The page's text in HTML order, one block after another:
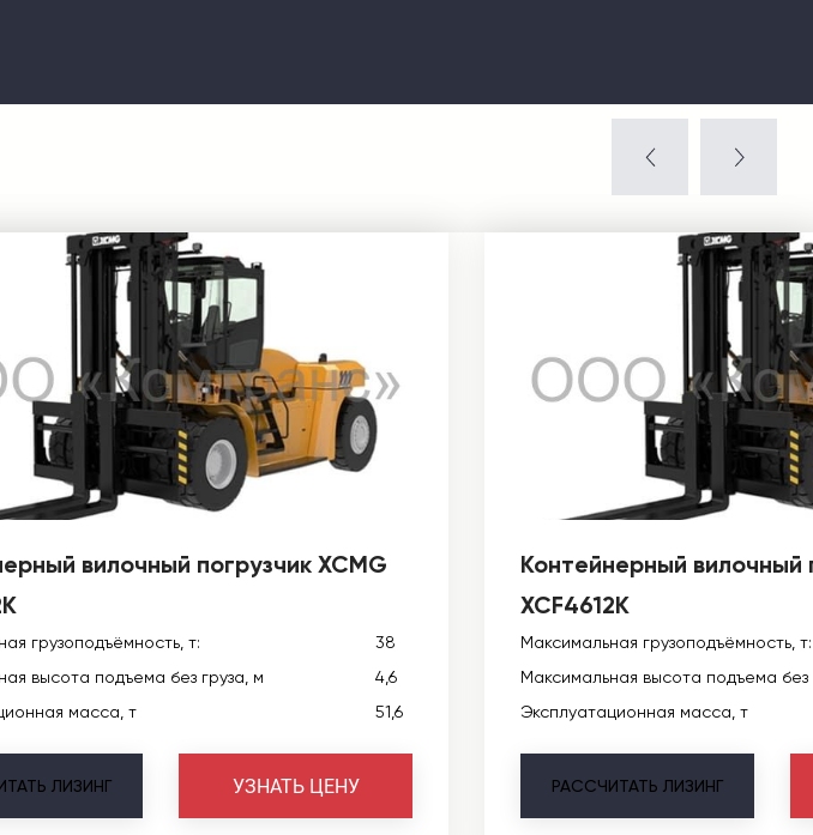
вилочный погрузчик XCMG
грузоподъёмность, т:
38
высота подъема без груза, м
4,6
масса, т
51,6
ЛИЗИНГ УЗНАТЬ ЦЕНУ
Контейнерный вилочный
XCF4612K
Максимальная грузоподъёмность, т:
Максимальная высота подъема без
Эксплуатационная масса, т
РАССЧИТАТЬ ЛИЗИНГ